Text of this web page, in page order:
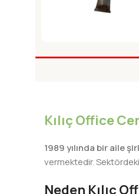
37ml FILDISI SIYAH
Kılıç Office
1989 yılında bir aile
vermektedir.
Neden Kılıç